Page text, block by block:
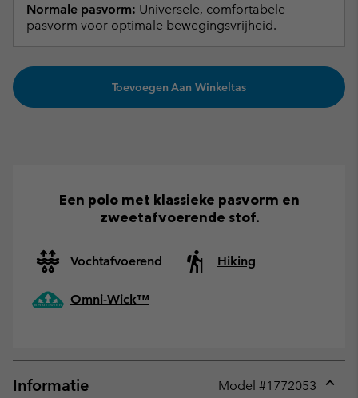
Normale pasvorm: Universele, comfortabele
pasvorm voor optimale bewegingsvrijheid.
Toevoegen Aan Winkeltas
Een polo met klassieke pasvorm en
zweetafvoerende stof.
Vochtafvoerend Hiking
Omni-Wick™
Informatie Model #1772053